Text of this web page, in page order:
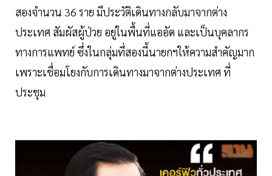
สองจำนวน 36 ราย มีประวัติเดินทางกลับมาจากต่าง
ประเทศ สัมผัสผู้ป่วย อยู่ในพื้นที่แออัด และเป็นบุคลากร
ทางการแพทย์ ซึ่งในกลุ่มที่สองนี้นายกฯให้ความสำคัญมาก
เพราะเชื่อมโยงกับการเดินทางมาจากต่างประเทศ ที่
ประชุม